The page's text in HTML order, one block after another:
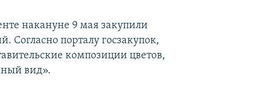
накануне 9 мая закупили
Согласно порталу госзакупок,
композиции цветов,
вид».